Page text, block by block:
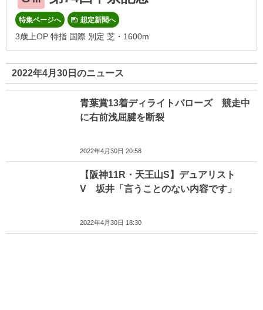
特集ページへ 想定新聞へ
3歳上OP 特指 国際 別定 芝・1600m
2022年4月30日のニュース
青葉賞13着ディライトバローズ 競走中
に右前浅屈腱を断裂
2022年4月30日 20:58
【阪神11R・天王山S】デュアリスト
V 坂井「言うことのない内容です」
2022年4月30日 18:30